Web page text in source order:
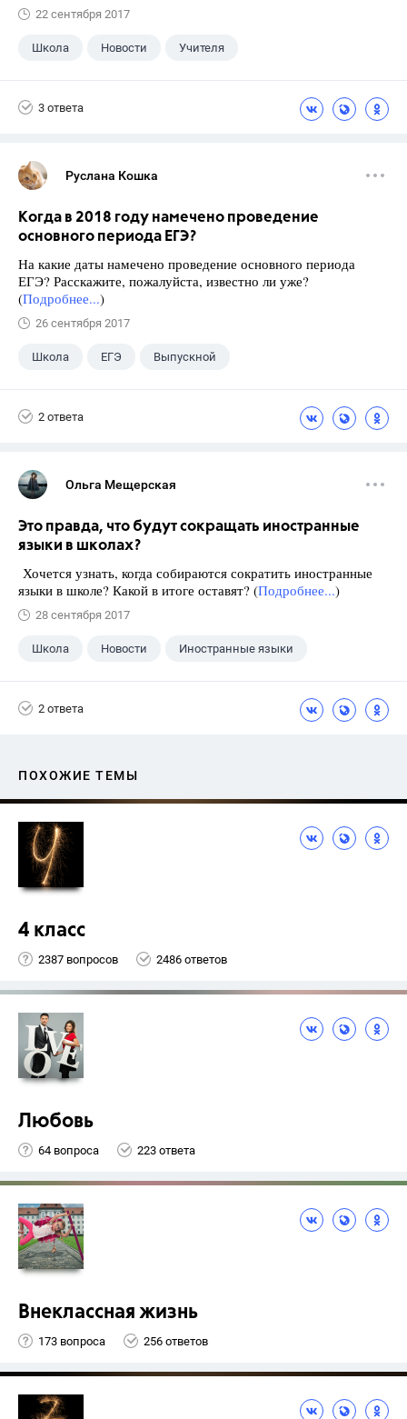
22 сентября 2017
Школа Новости Учителя
3 ответа
Руслана Кошка
Когда в 2018 году намечено проведение
основного периода ЕГЭ?
На какие даты намечено проведение основного периода
ЕГЭ? Расскажите, пожалуйста, известно ли уже?
(Подробнее...)
26 сентября 2017
Школа ЕГЭ Выпускной
2 ответа
Ольга Мещерская
Это правда, что будут сокращать иностранные
языки в школах?
Хочется узнать, когда собираются сократить иностранные
языки в школе? Какой в итоге оставят? (Подробнее...)
28 сентября 2017
Школа Новости Иностранные языки
2 ответа
ПОХОЖИЕ ТЕМЫ
4 класс
2387 вопросов 2486 ответов
Любовь
64 вопроса 223 ответа
Внеклассная жизнь
173 вопроса 256 ответов